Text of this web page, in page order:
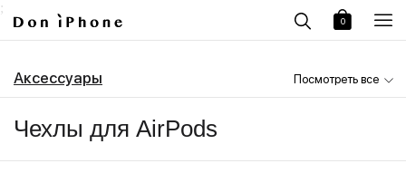
;
0
Посмотреть все
Аксессуары
Чехлы для AirPods